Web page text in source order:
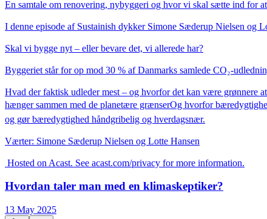
En samtale om renovering, nybyggeri og hvor vi skal sætte ind for
I denne episode af Sustainish dykker Simone Sæderup Nielsen og
Skal vi bygge nyt – eller bevare det, vi allerede har?
Byggeriet står for op mod 30 % af Danmarks samlede CO₂-
Hvad der faktisk udleder mest – og hvorfor det kan være grønnere
hænger sammen med de planetære grænserOg hvorfor
og gør bæredygtighed håndgribelig og hverdagsnær.
Værter: Simone Sæderup Nielsen og Lotte Hansen
Hosted on Acast. See acast.com/privacy for more information.
Hvordan taler man med en klimaskeptiker?
13 May 2025